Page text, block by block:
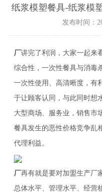
纸浆模塑餐具-纸浆模
发布时间：
厂讲完了利润，大家一起来
综合性，一次性餐具与消毒
一次性使用、高清晰度，有
于让顾客认同，与此同时想
大型商场、服务业，销售市
餐具发生的恶性价格竞争乱
代理利益。
厂再有就是要对加盟生产厂
总体水平、管理水平、经营